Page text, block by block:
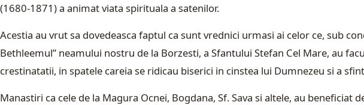
(1680-1871) a animat viata spirituala a satenilor.
Acestia au vrut sa dovedeasca faptul ca sunt vrednici urmasi ai celor ce, sub
Bethleemul” neamului nostru de la Borzesti, a Sfantului Stefan Cel Mare, au
crestinatatii, in spatele careia se ridicau biserici in cinstea lui Dumnezeu si a
Manastiri ca cele de la Magura Ocnei, Bogdana, Sf. Sava si altele, au beneficiat